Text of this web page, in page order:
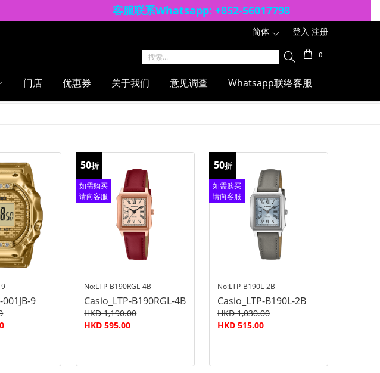
客服联系Whatsapp: +852-56017798
登入 注册
简体
0
门店 优惠券 关于我们 意见调查 Whatsapp联络客服
9
9
50折
如需购买
请向客服
No:LTP-B190RGL-4B
Casio_LTP-B190RGL-4B
HKD 1,190.00
HKD 595.00
50折
如需购买
请向客服
No:LTP-B190L-2B
Casio_LTP-B190L-2B
HKD 1,030.00
HKD 515.00